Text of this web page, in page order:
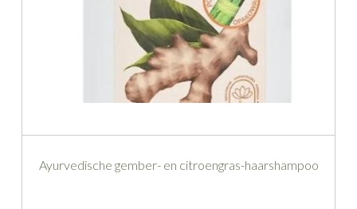
Ayurvedische gember- en citroengras-haarshampoo